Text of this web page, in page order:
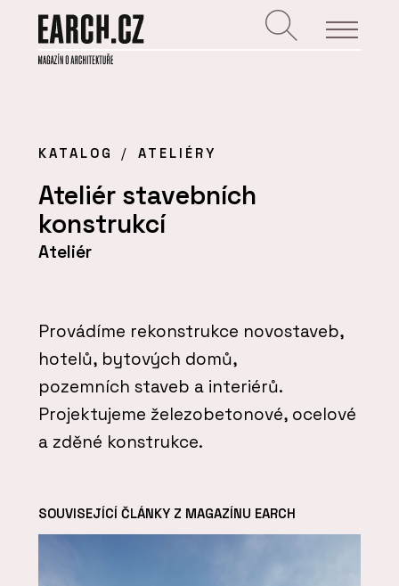
KATALOG ATELIÉRY
Ateliér stavebních
konstrukcí
Ateliér
Provádíme rekonstrukce novostaveb,
hotelů, bytových domů,
pozemních staveb a interiérů.
Projektujeme železobetonové, ocelové
a zděné konstrukce.
SOUVISEJÍCÍ ČLÁNKY Z MAGAZÍNU EARCH